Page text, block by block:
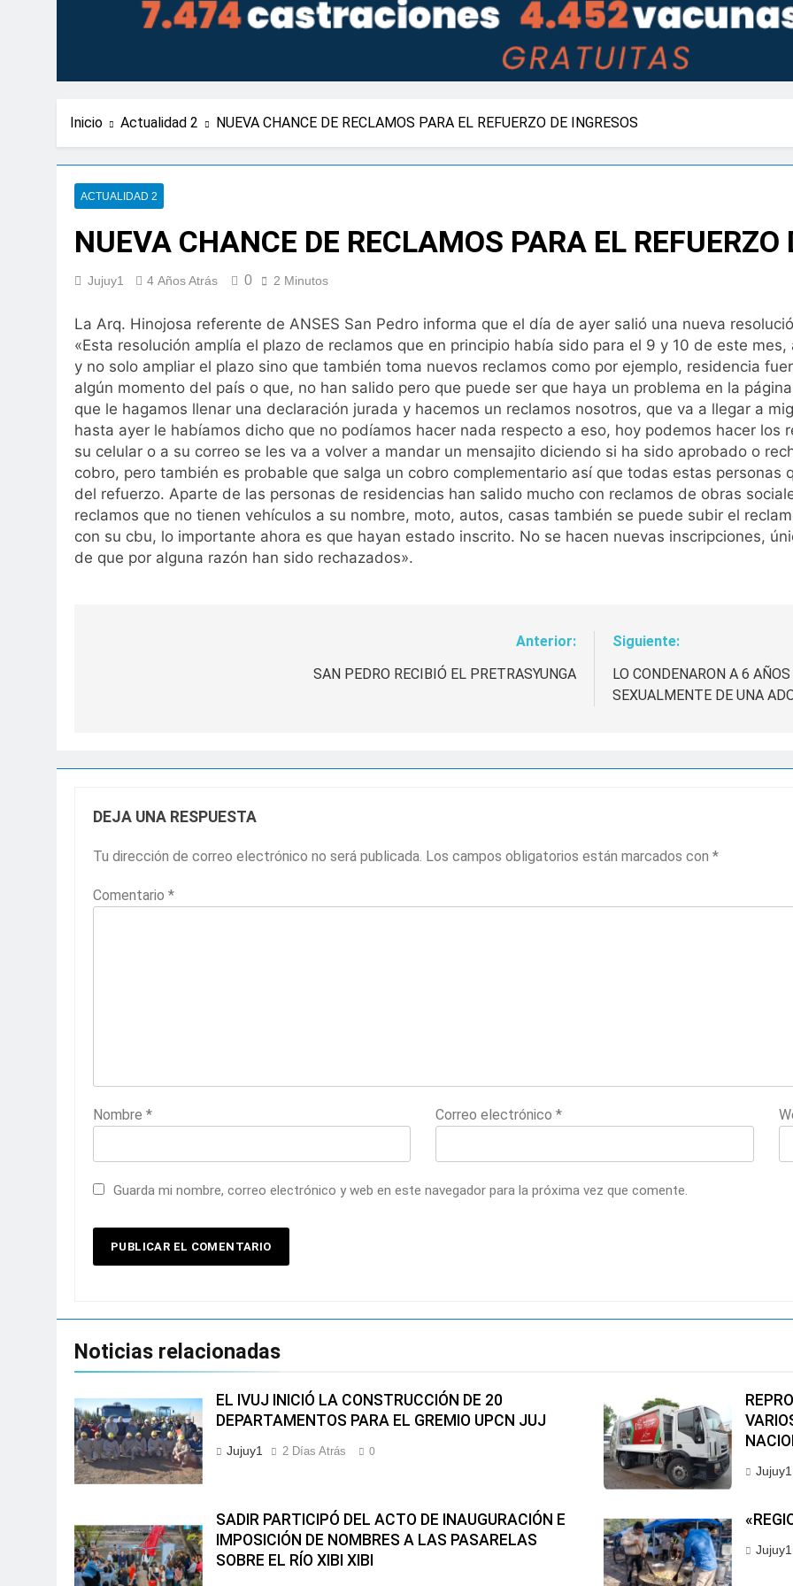
Inicio Actualidad 2 NUEVA CHANCE DE RECLAMOS PARA EL REFUERZO DE INGRESOS
ACTUALIDAD 2
NUEVA CHANCE DE RECLAMOS PARA EL REFUERZO
Jujuy1 4 Años Atrás 0 2 Minutos
La Arq. Hinojosa referente de ANSES San Pedro informa que el día de ayer salió una nueva
«Esta resolución amplía el plazo de reclamos que en principio había sido para el 9 y 10 de este
y no solo ampliar el plazo sino que también toma nuevos reclamos como por ejemplo, residencia
algún momento del país o que, no han salido pero que puede ser que haya un problema en la
que le hagamos llenar una declaración jurada y hacemos un reclamos nosotros, que va a llegar a
hasta ayer le habíamos dicho que no podíamos hacer nada respecto a eso, hoy podemos hacer los
su celular o a su correo se les va a volver a mandar un mensajito diciendo si ha sido aprobado o
cobro, pero también es probable que salga un cobro complementario así que todas estas personas
del refuerzo. Aparte de las personas de residencias han salido mucho con reclamos de obras
reclamos que no tienen vehículos a su nombre, moto, autos, casas también se puede subir el
con su cbu, lo importante ahora es que hayan estado inscrito. No se hacen nuevas inscripciones,
de que por alguna razón han sido rechazados».
Anterior:
SAN PEDRO RECIBIÓ EL PRETRASYUNGA
Siguiente:
LO CONDENARON A 6
SEXUALMENTE DE UNA
DEJA UNA RESPUESTA
Tu dirección de correo electrónico no será publicada. Los campos obligatorios están marcados con *
Comentario *
Nombre * Correo electrónico*
Guarda mi nombre, correo electrónico y web en este navegador para la próxima vez que comente.
Noticias relacionadas
EL IVUJ INICIÓ LA CONSTRUCCIÓN DE 20
DEPARTAMENTOS PARA EL GREMIO UPCN JUJ
Jujuy1 2 Días Atrás 0
Jujuy1
SADIR PARTICIPÓ DEL ACTO DE INAUGURACIÓN E
IMPOSICIÓN DE NOMBRES A LAS PASARELAS
SOBRE EL RÍO XIBI XIBI
Jujuy1